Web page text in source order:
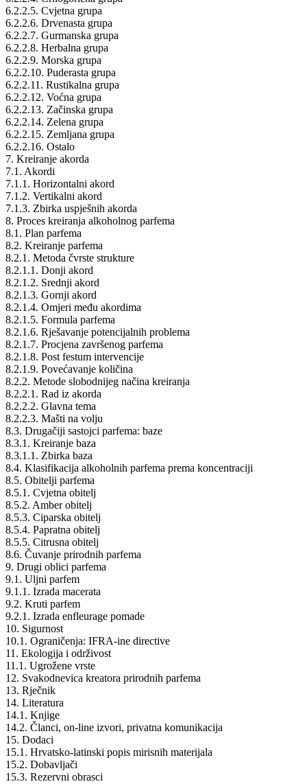
6.2.2.5. Cvjetna grupa
6.2.2.6. Drvenasta grupa
6.2.2.7. Gurmanska grupa
6.2.2.8. Herbalna grupa
6.2.2.9. Morska grupa
6.2.2.10. Puderasta grupa
6.2.2.11. Rustikalna grupa
6.2.2.12. Voćna grupa
6.2.2.13. Začinska grupa
6.2.2.14. Zelena grupa
6.2.2.15. Zemljana grupa
6.2.2.16. Ostalo
7. Kreiranje akorda
7.1. Akordi
7.1.1. Horizontalni akord
7.1.2. Vertikalni akord
7.1.3. Zbirka uspješnih akorda
8. Proces kreiranja alkoholnog parfema
8.1. Plan parfema
8.2. Kreiranje parfema
8.2.1. Metoda čvrste strukture
8.2.1.1. Donji akord
8.2.1.2. Srednji akord
8.2.1.3. Gornji akord
8.2.1.4. Omjeri među akordima
8.2.1.5. Formula parfema
8.2.1.6. Rješavanje potencijalnih problema
8.2.1.7. Procjena završenog parfema
8.2.1.8. Post festum intervencije
8.2.1.9. Povećavanje količina
8.2.2. Metode slobodnijeg načina kreiranja
8.2.2.1. Rad iz akorda
8.2.2.2. Glavna tema
8.2.2.3. Mašti na volju
8.3. Drugačiji sastojci parfema: baze
8.3.1. Kreiranje baza
8.3.1.1. Zbirka baza
8.4. Klasifikacija alkoholnih parfema prema koncentraciji
8.5. Obitelji parfema
8.5.1. Cvjetna obitelj
8.5.2. Amber obitelj
8.5.3. Ciparska obitelj
8.5.4. Papratna obitelj
8.5.5. Citrusna obitelj
8.6. Čuvanje prirodnih parfema
9. Drugi oblici parfema
9.1. Uljni parfem
9.1.1. Izrada macerata
9.2. Kruti parfem
9.2.1. Izrada enfleurage pomade
10. Sigurnost
10.1. Ograničenja: IFRA-ine directive
11. Ekologija i održivost
11.1. Ugrožene vrste
12. Svakodnevica kreatora prirodnih parfema
13. Rječnik
14. Literatura
14.1. Knjige
14.2. Članci, on-line izvori, privatna komunikacija
15. Dodaci
15.1. Hrvatsko-latinski popis mirisnih materijala
15.2. Dobavljači
15.3. Rezervni obrasci